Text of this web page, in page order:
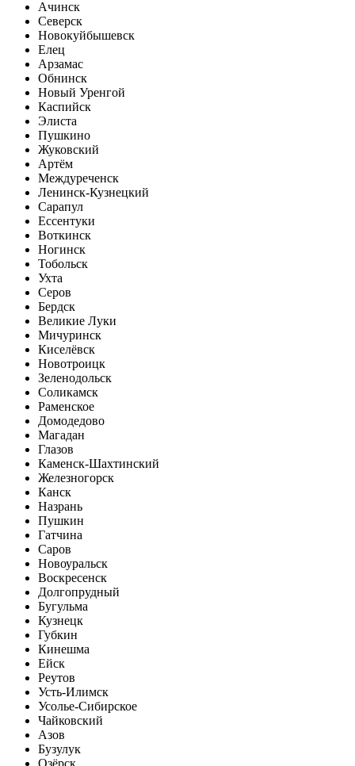
Ачинск
Северск
Новокуйбышевск
Елец
Арзамас
Обнинск
Новый Уренгой
Каспийск
Элиста
Пушкино
Жуковский
Артём
Междуреченск
Ленинск-Кузнецкий
Сарапул
Ессентуки
Воткинск
Ногинск
Тобольск
Ухта
Серов
Бердск
Великие Луки
Мичуринск
Киселёвск
Новотроицк
Зеленодольск
Соликамск
Раменское
Домодедово
Магадан
Глазов
Каменск-Шахтинский
Железногорск
Канск
Назрань
Пушкин
Гатчина
Саров
Новоуральск
Воскресенск
Долгопрудный
Бугульма
Кузнецк
Губкин
Кинешма
Ейск
Реутов
Усть-Илимск
Усолье-Сибирское
Чайковский
Азов
Бузулук